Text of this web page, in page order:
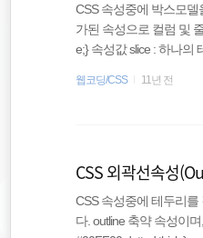
CSS 속성중에 박스모델
가된 속성으로 컬럼 및
e;} 속성값 slice : 하나의
x-shadow CSS3에 추가
웹코딩/CSS 11년 전
CSS 외곽선속성
CSS 속성중에 테두리
다. outline 축약 속성이